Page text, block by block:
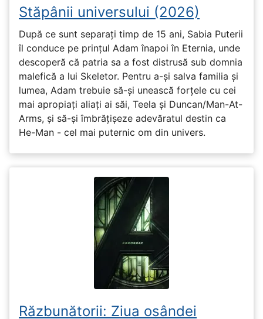
Stăpânii universului (2026)
După ce sunt separați timp de 15 ani, Sabia Puterii
îl conduce pe prințul Adam înapoi în Eternia, unde
descoperă că patria sa a fost distrusă sub domnia
malefică a lui Skeletor. Pentru a-și salva familia și
lumea, Adam trebuie să-și unească forțele cu cei
mai apropiați aliați ai săi, Teela și Duncan/Man-At-
Arms, și să-și îmbrățișeze adevăratul destin ca
He-Man - cel mai puternic om din univers.
Răzbunătorii: Ziua osândei